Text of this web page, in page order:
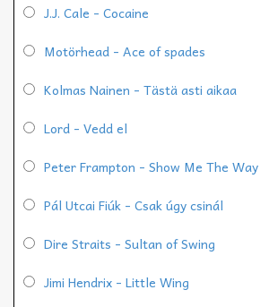
J.J. Cale - Cocaine
Motörhead - Ace of spades
Kolmas Nainen - Tästä asti aikaa
Lord - Vedd el
Peter Frampton - Show Me The Way
Pál Utcai Fiúk - Csak úgy csinál
Dire Straits - Sultan of Swing
Jimi Hendrix - Little Wing